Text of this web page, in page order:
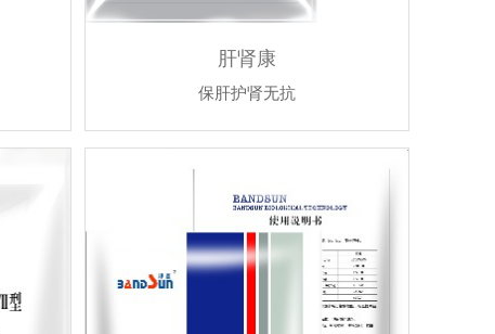
肝肾康
保肝护肾无抗